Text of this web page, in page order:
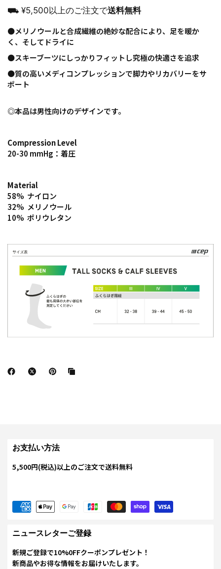
⛟ ¥5,500以上のご注文で送料無料
⚫️メリノウールと合成繊維の絶妙な配合により、足を暖か
く、そしてドライに
⚫️スキーブーツにしっかりフィットし究極の快適さを追求
⚫️質の高いメディコンプレッションで脚力やリカバリーをサ
ポート
◎本品は男性向けのデザインです。
Compression Level
20-30 mmHg：着圧
Material
58% ナイロン
32% メリノウール
10% ポリウレタン
お支払い方法
5,500円(税込)以上のご注文で送料無料
ニュースレターご登録
新規ご登録で10%0FFクーポンプレゼント！
新商品やお得な情報をお届けいたします。